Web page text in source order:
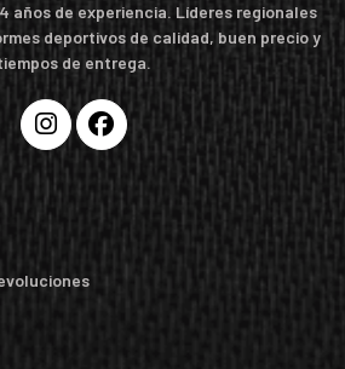
años de experiencia. Líderes regionales
deportivos de calidad, buen precio y
de entrega.